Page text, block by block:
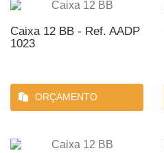
Caixa 12 BB - Ref. AADP
1023
ORÇAMENTO